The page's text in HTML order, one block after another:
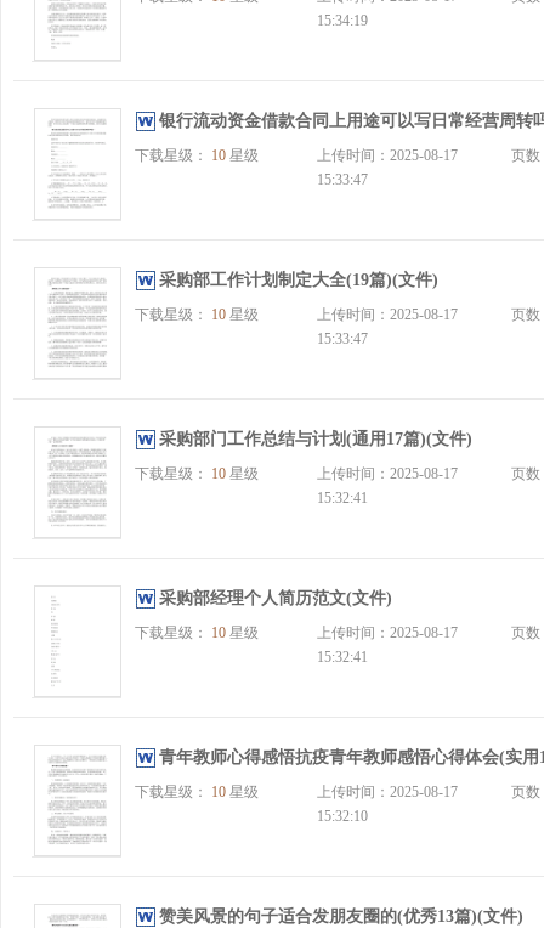
15:34:19
银行流动资金借款合同上用途可以写日常经营周转
下载星级： 10 星级
上传时间：2025-08-17
15:33:47
页
采购部工作计划制定大全(19篇)(文件)
下载星级： 10 星级
上传时间：2025-08-17
15:33:47
页
采购部门工作总结与计划(通用17篇)(文件)
下载星级： 10 星级
上传时间：2025-08-17
15:32:41
页
采购部经理个人简历范文(文件)
下载星级： 10 星级
上传时间：2025-08-17
15:32:41
页
青年教师心得感悟抗疫青年教师感悟心得体会(实用
下载星级： 10 星级
上传时间：2025-08-17
15:32:10
页
赞美风景的句子适合发朋友圈的(优秀13篇)(文件)